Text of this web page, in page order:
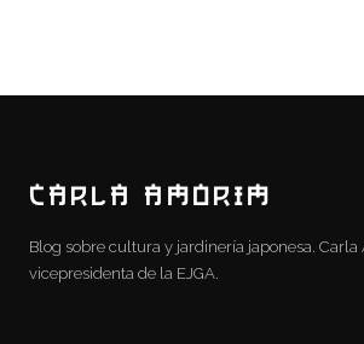
CARLA AMORIM
Blog sobre cultura y jardinería japonesa.
vicepresidenta de la EJGA.